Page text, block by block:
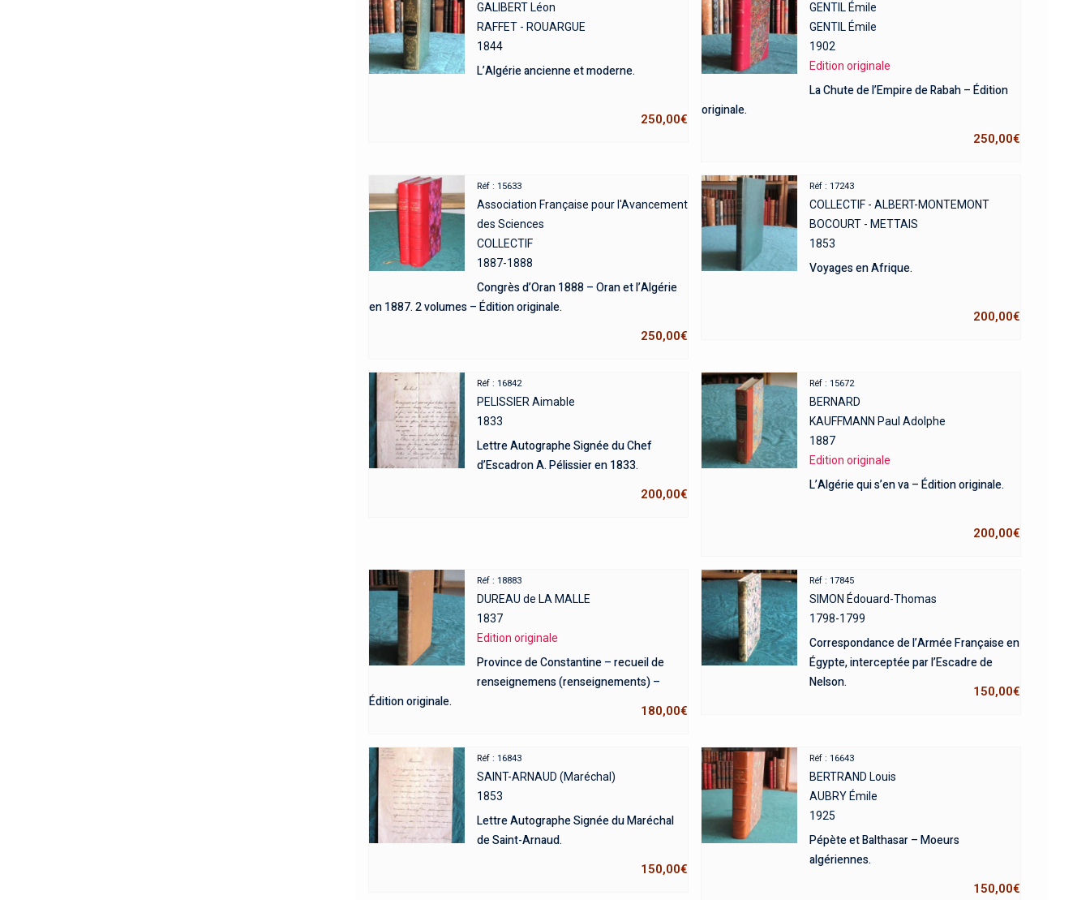
GALIBERT Léon
RAFFET - ROUARGUE
1844
L’Algérie ancienne et moderne.
250,00€
GENTIL Émile
GENTIL Émile
1902
Edition originale
La Chute de l’Empire de Rabah – Édition
originale.
250,00€
Réf : 15633
Association Française pour l'Avancement
des Sciences
COLLECTIF
1887-1888
Congrès d’Oran 1888 – Oran et l’Algérie
en 1887. 2 volumes – Édition originale.
250,00€
Réf : 17243
COLLECTIF - ALBERT-MONTEMONT
BOCOURT - METTAIS
1853
Voyages en Afrique.
200,00€
Réf : 16842
PELISSIER Aimable
1833
Lettre Autographe Signée du Chef
d’Escadron A. Pélissier en 1833.
200,00€
Réf : 15672
BERNARD
KAUFFMANN Paul Adolphe
1887
Edition originale
L’Algérie qui s’en va – Édition originale.
200,00€
Réf : 18883
DUREAU de LA MALLE
1837
Edition originale
Province de Constantine – recueil de
renseignemens (renseignements) –
Édition originale.
180,00€
Réf : 17845
SIMON Édouard-Thomas
1798-1799
Correspondance de l’Armée Française en
Égypte, interceptée par l’Escadre de
Nelson.
150,00€
Réf : 16843
SAINT-ARNAUD (Maréchal)
1853
Lettre Autographe Signée du Maréchal
de Saint-Arnaud.
150,00€
Réf : 16643
BERTRAND Louis
AUBRY Émile
1925
Pépète et Balthasar – Moeurs
algériennes.
150,00€